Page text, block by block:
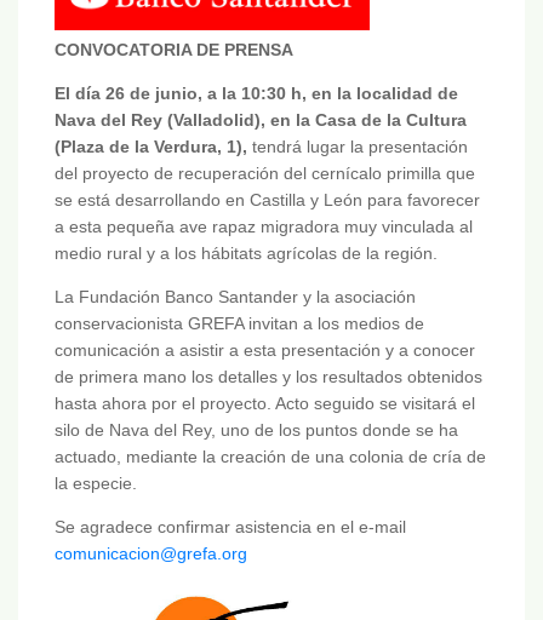
CONVOCATORIA DE PRENSA
El día 26 de junio, a la 10:30 h, en la localidad de
Nava del Rey (Valladolid), en la Casa de la Cultura
(Plaza de la Verdura, 1), tendrá lugar la presentación
del proyecto de recuperación del cernícalo primilla que
se está desarrollando en Castilla y León para favorecer
a esta pequeña ave rapaz migradora muy vinculada al
medio rural y a los hábitats agrícolas de la región.
La Fundación Banco Santander y la asociación
conservacionista GREFA invitan a los medios de
comunicación a asistir a esta presentación y a conocer
de primera mano los detalles y los resultados obtenidos
hasta ahora por el proyecto. Acto seguido se visitará el
silo de Nava del Rey, uno de los puntos donde se ha
actuado, mediante la creación de una colonia de cría de
la especie.
Se agradece confirmar asistencia en el e-mail
comunicacion@grefa.org